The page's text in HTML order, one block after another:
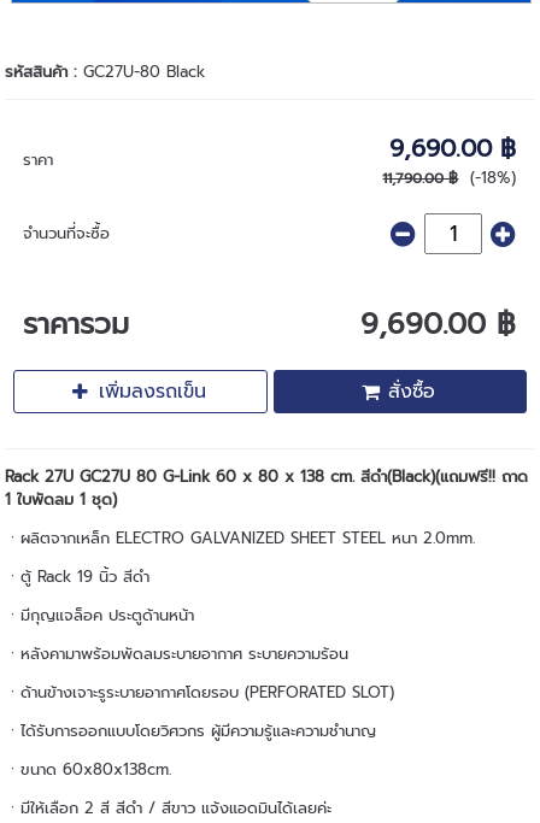
รหัสสินค้า :GC27U-80 Black
ราคา 9,690.00 ฿
11,790.00 ฿ (-18%)
จำนวนที่จะซื้อ
ราคารวม 9,690.00 ฿
เพิ่มลงรถเข็น สั่งซื้อ
Rack 27U GC27U 80 G-Link 60 x 80 x 138 cm. สีดำ(Black)(แถมฟรี!! ถาด
1 ใบพัดลม 1 ชุด)
ㆍผลิตจากเหล็ก ELECTRO GALVANIZED SHEET STEEL หนา 2.0mm.
ㆍตู้ Rack 19 นิ้ว สีดำ
ㆍมีกุญแจล็อค ประตูด้านหน้า
ㆍหลังคามาพร้อมพัดลมระบายอากาศ ระบายความร้อน
ㆍด้านข้างเจาะรูระบายอากาศโดยรอบ (PERFORATED SLOT)
ㆍได้รับการออกแบบโดยวิศวกร ผู้มีความรู้และความชำนาญ
ㆍขนาด 60x80x138cm.
ㆍมีให้เลือก 2 สี สีดำ / สีขาว แจ้งแอดมินได้เลยค่ะ